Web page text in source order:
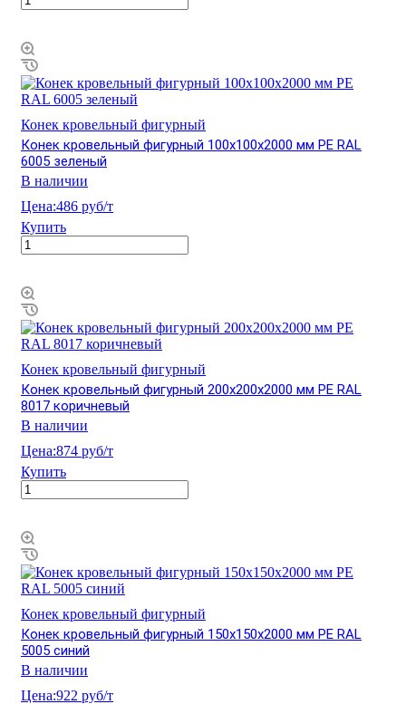
Конек кровельный фигурный
Конек кровельный фигурный 100х100х2000 мм PE RAL
6005 зеленый
В наличии
Цена:486 руб/т
Купить
Конек кровельный фигурный
Конек кровельный фигурный 200х200х2000 мм PE RAL
8017 коричневый
В наличии
Цена:874 руб/т
Купить
Конек кровельный фигурный
Конек кровельный фигурный 150х150х2000 мм PE RAL
5005 синий
В наличии
Цена:922 руб/т